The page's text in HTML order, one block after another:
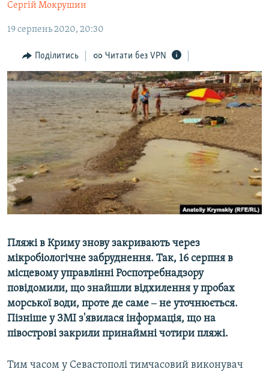
Перейти
до
ПОГЛЯД
ІНТЕРВ'Ю
ВСЕ ЗА ДЕНЬ
СПЕЦПРОЕКТИ
ДЕПОРТАЦІЯ
ВІДЕОУРОКИ «ELIFBE»
СВІДЧЕННЯ ОКУПАЦІЇ
УКРАЇНСЬКА ПРОБЛЕМА КРИМУ
ІНФОГРАФІКА
ЯК ОБІЙТИ БЛОКУВАННЯ
Русский
Qırımtatar
ДОЛУЧАЙСЯ!
Усі сайти RFE/RL
Сергій Мокрушин
19 серпень 2020, 20:30
Поділитись Читати без VPN
Пляжі в Криму знову закривають через
мікробіологічне забруднення. Так, 16 серпня в
місцевому управлінні Роспотребнадзору
повідомили, що знайшли відхилення у пробах
морської води, проте де саме ‒ не уточнюється.
Пізніше у ЗМІ з'явилася інформація, що на
півострові закрили принаймні чотири пляжі.
Тим часом у Севастополі тимчасовий виконувач